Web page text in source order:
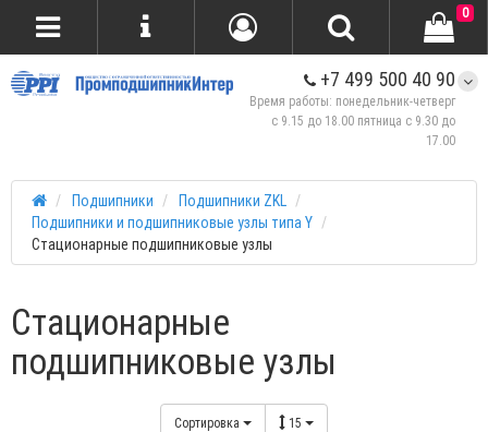
+7 499 500 40 90
Время работы: понедельник-четверг
с 9.15 до 18.00 пятница с 9.30 до
17.00
0
Подшипники
Подшипники ZKL
Подшипники и подшипниковые узлы типа Y
Стационарные подшипниковые узлы
Стационарные
подшипниковые узлы
Сортировка 15